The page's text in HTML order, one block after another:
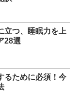
立つ、睡眠力を上
28選
るために必須！今